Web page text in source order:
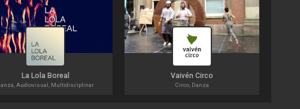
La Lola Boreal
Audiovisual, Multidisciplinar
Vaivén Circo
Circo, Danza